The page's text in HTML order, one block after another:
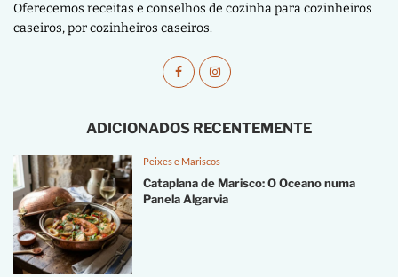
Oferecemos receitas e conselhos de cozinha para cozinheiros
caseiros, por cozinheiros caseiros.
ADICIONADOS RECENTEMENTE
Peixes e Mariscos
Cataplana de Marisco: O Oceano numa
Panela Algarvia